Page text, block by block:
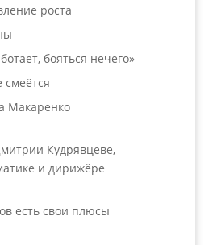
роста
бояться нечего»
смеётся
Макаренко
Кудрявцеве,
и дирижёре
есть свои плюсы